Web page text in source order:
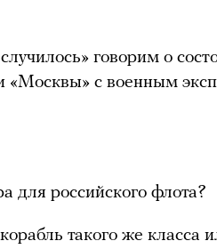
говорим о
«Москвы» с военным
для российского флота?
такого же класса